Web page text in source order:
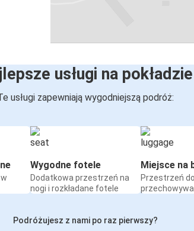
usługi na pokładzie
usługi zapewniają wygodniejszą podróż:
Wygodne fotele
Dodatkowa przestrzeń na
nogi i rozkładane fotele
Miejsce na
Przestrzeń
Podróżujesz z nami po raz pierwszy?